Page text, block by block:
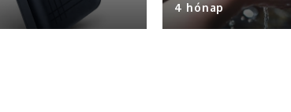
4 hónap